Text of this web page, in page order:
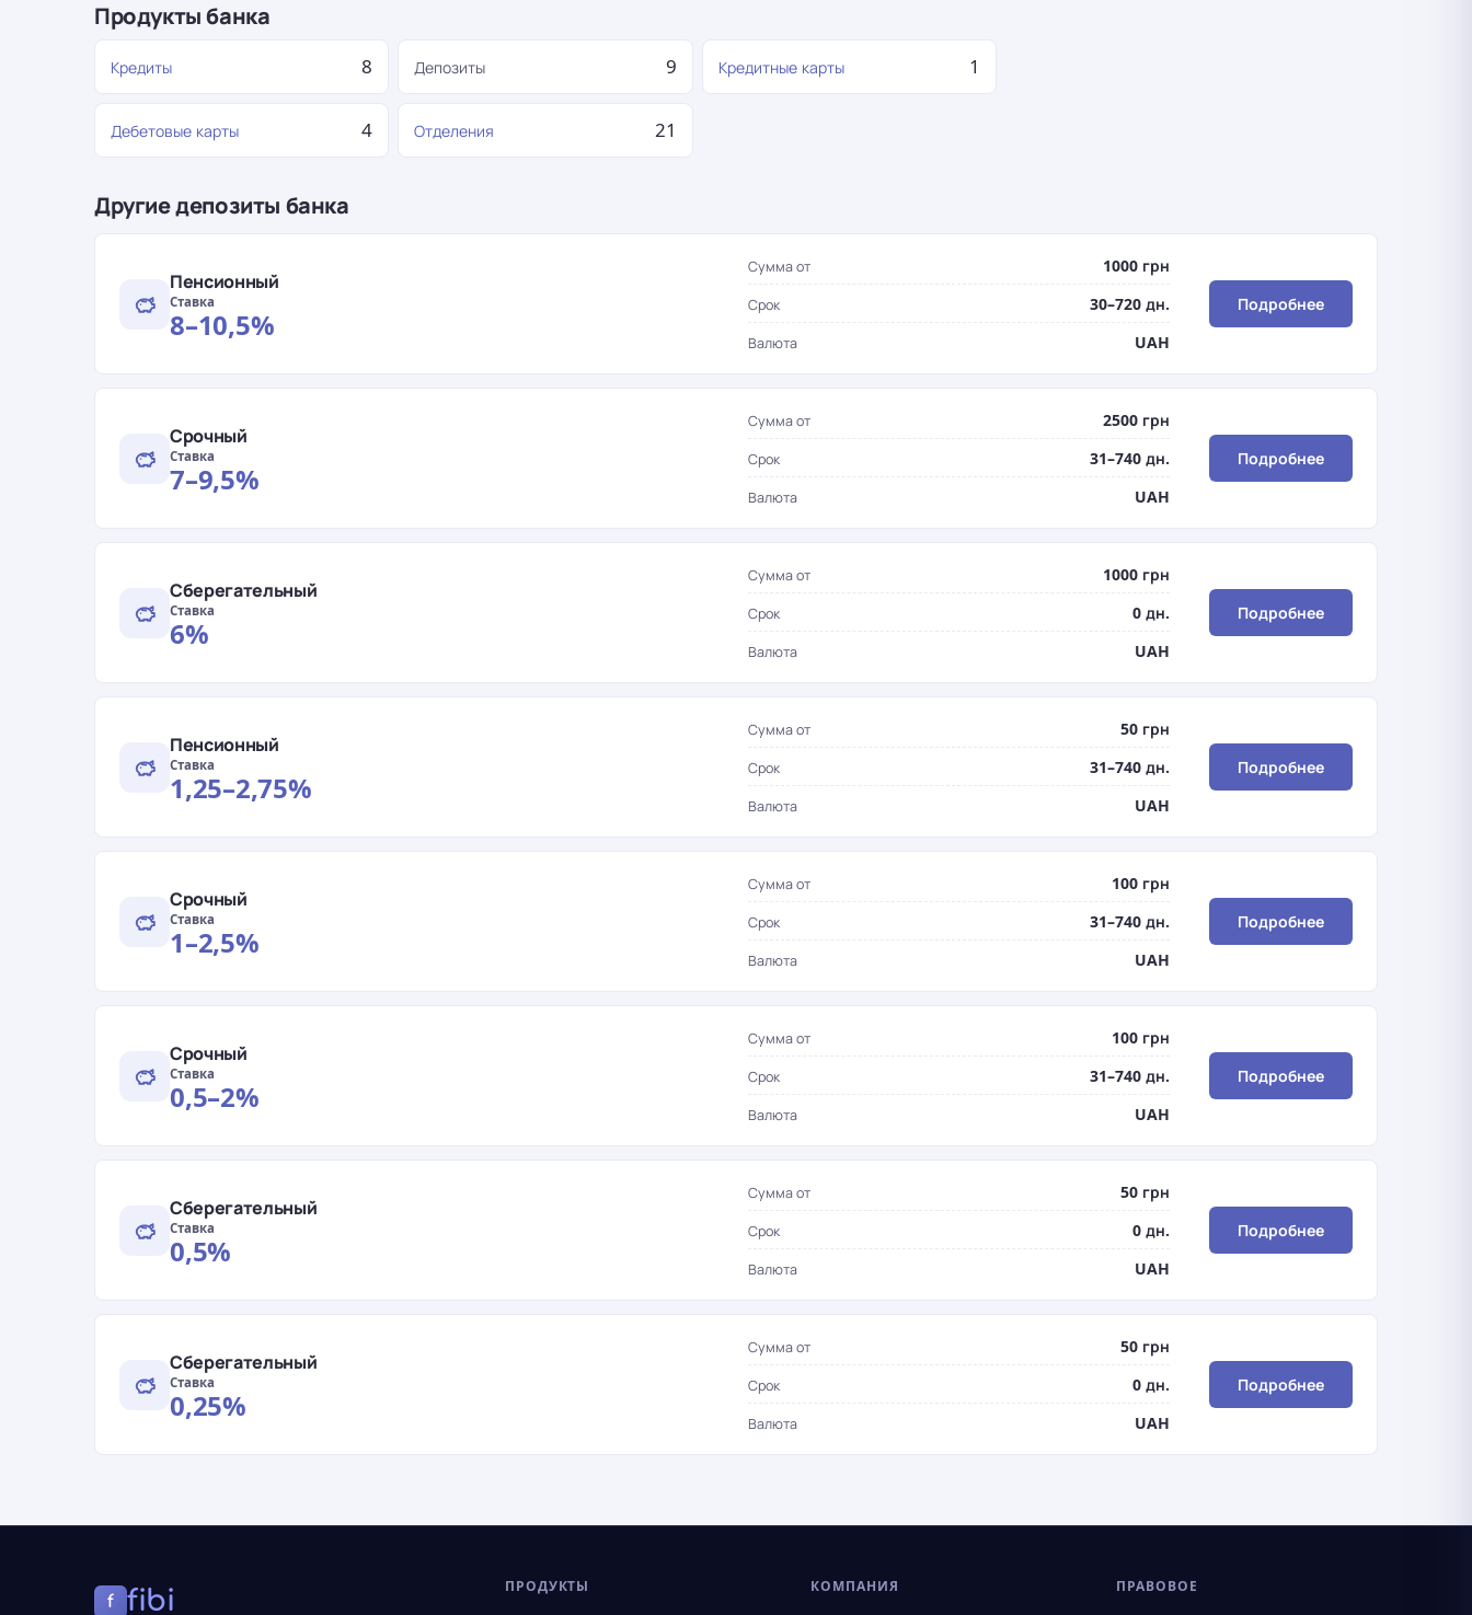
Продукты банка
Кредиты 8 Депозиты 9 Кредитные карты 1
Дебетовые карты 4 Отделения 21
Другие депозиты банка
Пенсионный
Ставка
8–10,5%
Сумма от 1000 грн
Срок 30–720 дн.
Валюта UAH
Подробнее
Срочный
Ставка
7–9,5%
Сумма от 2500 грн
Срок 31–740 дн.
Валюта UAH
Подробнее
Сберегательный
Ставка
6%
Сумма от 1000 грн
Срок 0 дн.
Валюта UAH
Подробнее
Пенсионный
Ставка
1,25–2,75%
Сумма от 50 грн
Срок 31–740 дн.
Валюта UAH
Подробнее
Срочный
Ставка
1–2,5%
Сумма от 100 грн
Срок 31–740 дн.
Валюта UAH
Подробнее
Срочный
Ставка
0,5–2%
Сумма от 100 грн
Срок 31–740 дн.
Валюта UAH
Подробнее
Сберегательный
Ставка
0,5%
Сумма от 50 грн
Срок 0 дн.
Валюта UAH
Подробнее
Сберегательный
Ставка
0,25%
Сумма от 50 грн
Срок 0 дн.
Валюта UAH
Подробнее
f fibi ПРОДУКТЫ КОМПАНИЯ ПРАВОВОЕ